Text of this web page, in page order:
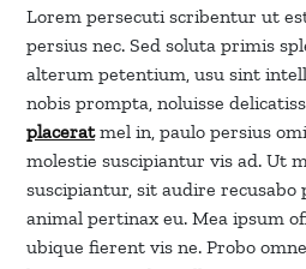
Lorem persecuti scribentur ut
persius nec. Sed soluta primis
alterum petentium, usu sint
nobis prompta, noluisse
placeratmel in, paulo persius
molestie suscipiantur vis ad. Ut
suscipiantur, sit audire recusabo
animal pertinax eu. Mea ipsum
ubique fierent vis ne. Probo